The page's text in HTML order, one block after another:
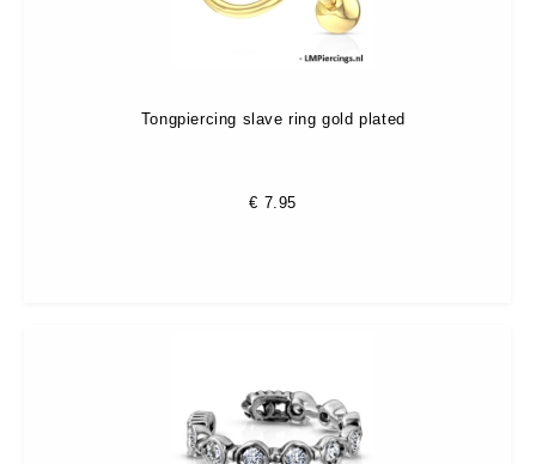
Tongpiercing slave ring gold plated
€ 7.95